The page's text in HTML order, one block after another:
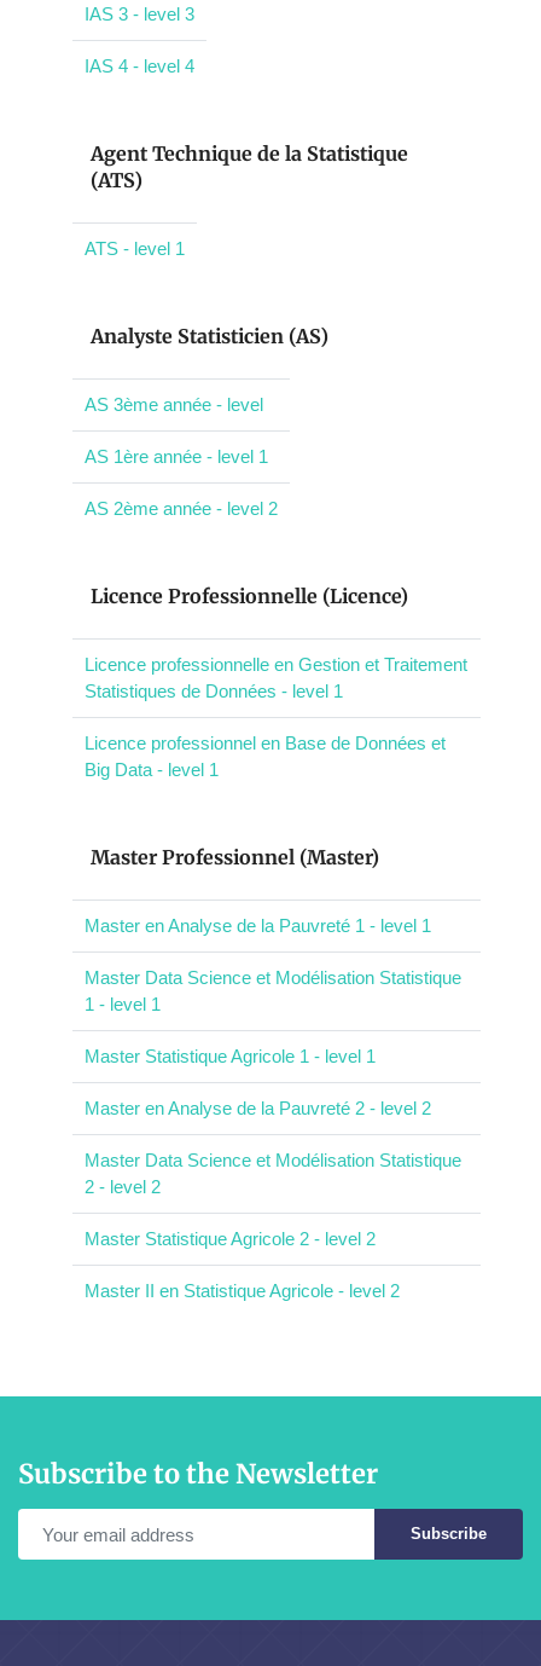
IAS 3 - level 3
IAS 4 - level 4
Agent Technique de la Statistique
(ATS)
ATS - level 1
Analyste Statisticien (AS)
AS 3ème année - level
AS 1ère année - level 1
AS 2ème année - level 2
Licence Professionnelle (Licence)
Licence professionnelle en Gestion et Traitement
Statistiques de Données - level 1
Licence professionnel en Base de Données et
Big Data - level 1
Master Professionnel (Master)
Master en Analyse de la Pauvreté 1 - level 1
Master Data Science et Modélisation Statistique
1 - level 1
Master Statistique Agricole 1 - level 1
Master en Analyse de la Pauvreté 2 - level 2
Master Data Science et Modélisation Statistique
2 - level 2
Master Statistique Agricole 2 - level 2
Master II en Statistique Agricole - level 2
Subscribe to the Newsletter
Subscribe